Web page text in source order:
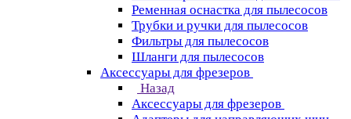
Ременная оснастка для пылесосов
Трубки и ручки для пылесосов
Фильтры для пылесосов
Шланги для пылесосов
Аксессуары для фрезеров
Назад
Аксессуары для фрезеров